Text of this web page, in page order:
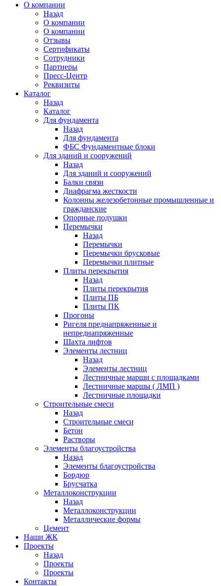
О компании
Назад
О компании
О компании
Отзывы
Сертификаты
Сотрудники
Партнеры
Пресс-Центр
Реквизиты
Каталог
Назад
Каталог
Для фундамента
Назад
Для фундамента
ФБС Фундаментные блоки
Для зданий и сооружений
Назад
Для зданий и сооружений
Балки связи
Диафрагма жесткости
Колонны железобетонные промышленные и
гражданские
Опорные подушки
Перемычки
Назад
Перемычки
Перемычки брусковые
Перемычки плитные
Плиты перекрытия
Назад
Плиты перекрытия
Плиты ПБ
Плиты ПК
Прогоны
Ригеля преднапряженные и
непреднапряженные
Шахта лифтов
Элементы лестниц
Назад
Элементы лестниц
Лестничные марши с площадками
Лестничные маршы ( ЛМП )
Лестничные площадки
Строительные смеси
Назад
Строительные смеси
Бетон
Растворы
Элементы благоустройства
Назад
Элементы благоустройства
Бордюр
Брусчатка
Металлоконструкции
Назад
Металлоконструкции
Металлические формы
Цемент
Наши ЖК
Проекты
Назад
Проекты
Проекты
Контакты